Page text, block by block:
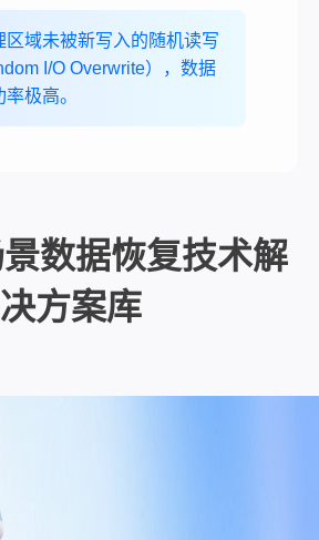
区域未被新写入的随机读写
I/O Overwrite），数据
极高。
数据恢复技术解
决方案库